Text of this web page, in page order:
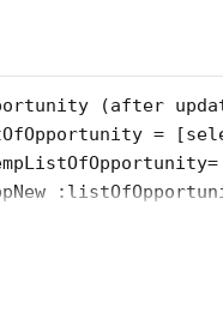
if
(after
=